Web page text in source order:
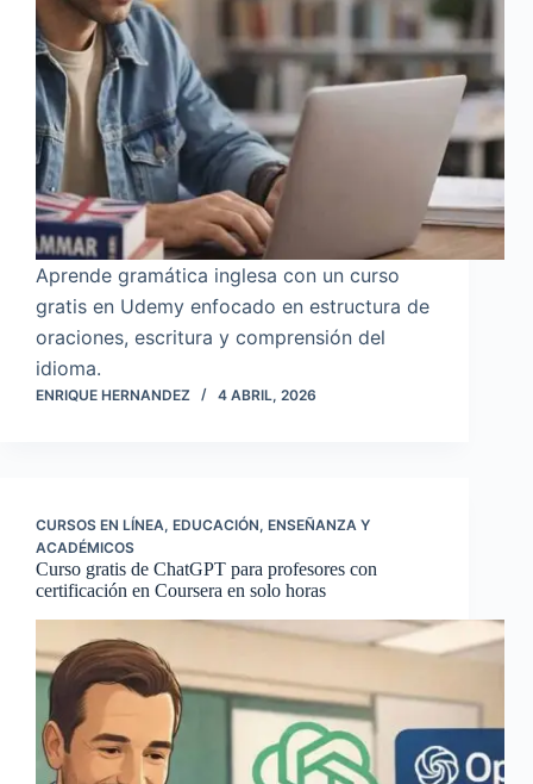
Aprende gramática inglesa con un curso
gratis en Udemy enfocado en estructura de
oraciones, escritura y comprensión del
idioma.
ENRIQUE HERNANDEZ 4 ABRIL, 2026
CURSOS EN LÍNEA, EDUCACIÓN, ENSEÑANZA Y
ACADÉMICOS
Curso gratis de ChatGPT para profesores con
certificación en Coursera en solo horas